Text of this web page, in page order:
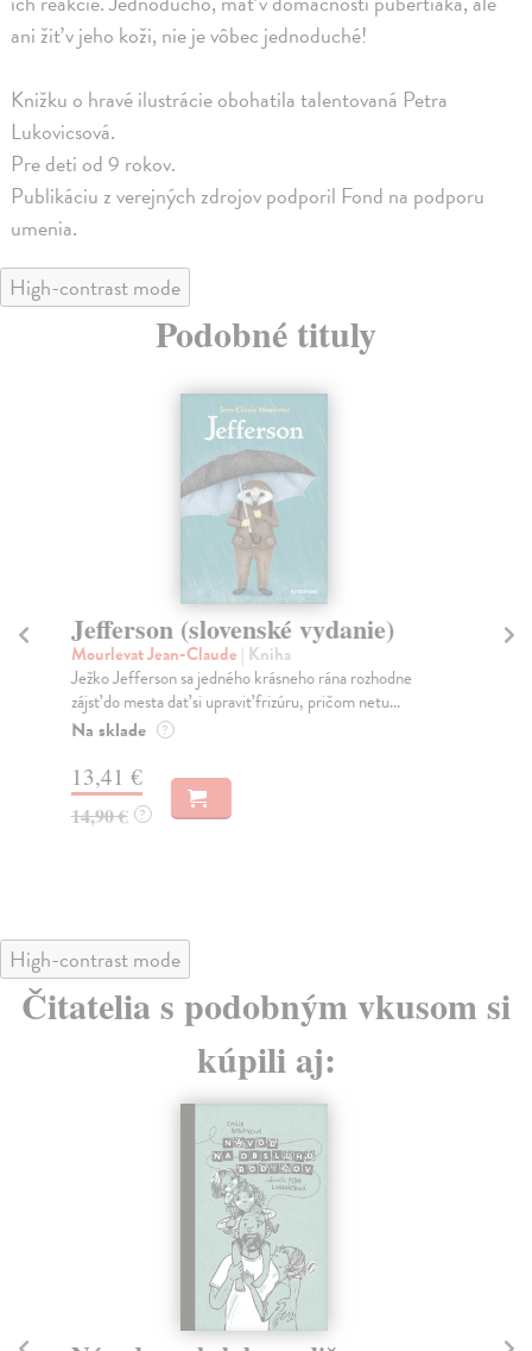
ani žiť v jeho koži, nie je vôbec jednoduché!
Knižku o hravé ilustrácie obohatila talentovaná Petra
Lukovicsová.
Pre deti od 9 rokov.
Publikáciu z verejných zdrojov podporil Fond na podporu
umenia.
High-contrast mode
Podobné tituly
Jefferson (slovenské vydanie)
Mourlevat Jean-Claude | Kniha
Ježko Jefferson sa jedného krásneho rána rozhodne
zájsť do mesta dať si upraviť frizúru, pričom netu...
Na sklade ?
13,41 €
14,90 € ?
High-contrast mode
Čitatelia s podobným vkusom si
kúpili aj: